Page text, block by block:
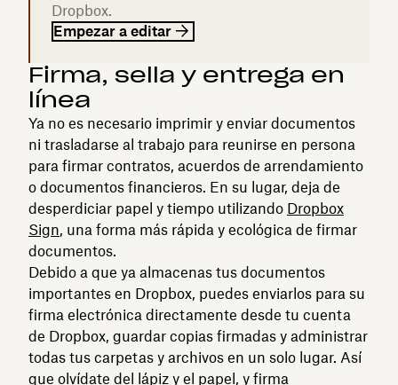
Dropbox.
Empezar a editar
Firma, sella y entrega en
línea
Ya no es necesario imprimir y enviar documentos
ni trasladarse al trabajo para reunirse en persona
para firmar contratos, acuerdos de arrendamiento
o documentos financieros. En su lugar, deja de
desperdiciar papel y tiempo utilizando Dropbox
Sign, una forma más rápida y ecológica de firmar
documentos.
Debido a que ya almacenas tus documentos
importantes en Dropbox, puedes enviarlos para su
firma electrónica directamente desde tu cuenta
de Dropbox, guardar copias firmadas y administrar
todas tus carpetas y archivos en un solo lugar. Así
que olvídate del lápiz y el papel, y firma